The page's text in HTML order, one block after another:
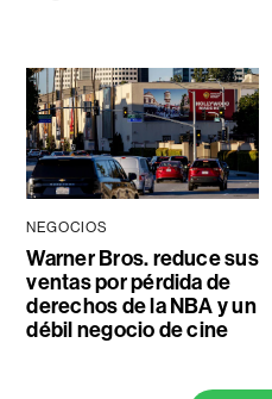
NEGOCIOS
Warner Bros. reduce sus
ventas por pérdida de
derechos de la NBA y un
débil negocio de cine